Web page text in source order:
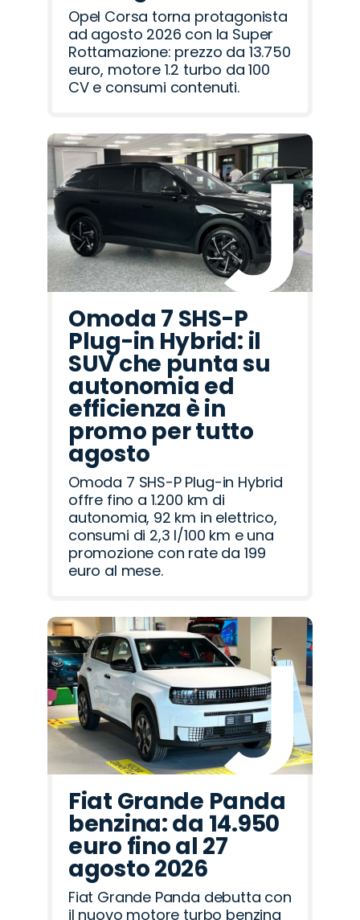
Opel Corsa torna protagonista
ad agosto 2026 con la Super
Rottamazione: prezzo da 13.750
euro, motore 1.2 turbo da 100
CV e consumi contenuti.
Omoda 7 SHS-P
Plug-in Hybrid: il
SUV che punta su
autonomia ed
efficienza è in
promo per tutto
agosto
Omoda 7 SHS-P Plug-in Hybrid
offre fino a 1.200 km di
autonomia, 92 km in elettrico,
consumi di 2,3 l/100 km e una
promozione con rate da 199
euro al mese.
Fiat Grande Panda
benzina: da 14.950
euro fino al 27
agosto 2026
Fiat Grande Panda debutta con
il nuovo motore turbo benzina